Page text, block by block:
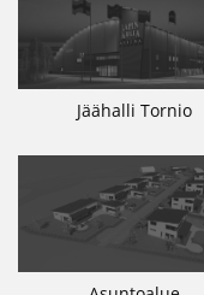
Jäähalli Tornio